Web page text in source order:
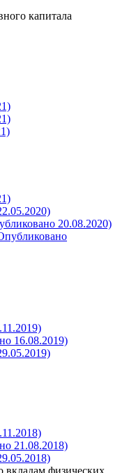
капитала
20.08.2020)
16.08.2019)
21.08.2018)
вкладам физических